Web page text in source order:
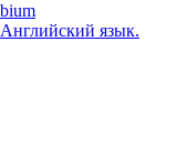
язык.